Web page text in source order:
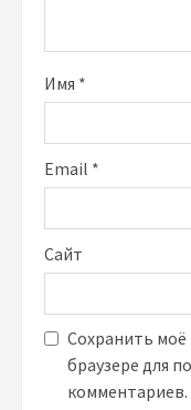
Имя *
Email *
Сайт
Сохранить моё
браузере для
комментариев.